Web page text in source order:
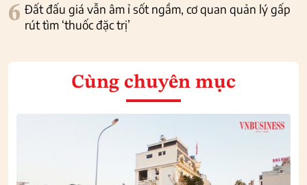
6 Đất đấu giá vẫn âm ỉ sốt ngầm, cơ quan quản lý gấp
rút tìm ‘thuốc đặc trị’
Cùng chuyên mục